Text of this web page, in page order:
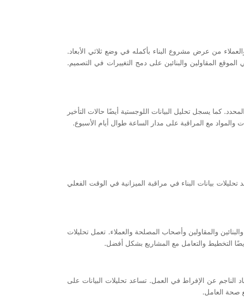
من عرض مشروع البناء بأكمله في وضع ثلاثي الأبعاد.
المقاولين والبنائين على دمج التغييرات في التصميم.
كما يسجل تحليل البيانات اللوجستية أيضًا حالات التأخير
مع المراقبة على مدار الساعة طوال أيام الأسبوع.
بيانات البناء في مراقبة الميزانية في الوقت الفعلي
والمقاولين وأصحاب المصلحة والعملاء. تعمل تحليلات
التخطيط والتعامل مع المشاريع بشكل أفضل.
الناجم عن الإفراط في العمل. تساعد تحليلات البيانات على
صحة العامل.